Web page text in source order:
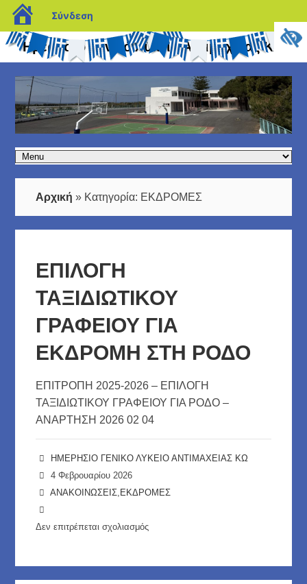
blogs.sch.gr
Σύνδεση
Ημερήσιο Γενικό Λύκειο Αντιμάχειας Κω
Αρχική » Κατηγορία: ΕΚΔΡΟΜΕΣ
ΕΠΙΛΟΓΗ
ΤΑΞΙΔΙΩΤΙΚΟΥ
ΓΡΑΦΕΙΟΥ ΓΙΑ
ΕΚΔΡΟΜΗ ΣΤΗ ΡΟΔΟ
ΕΠΙΤΡΟΠΗ 2025-2026 – ΕΠΙΛΟΓΗ
ΤΑΞΙΔΙΩΤΙΚΟΥ ΓΡΑΦΕΙΟΥ ΓΙΑ ΡΟΔΟ –
ΑΝΑΡΤΗΣΗ 2026 02 04
ΗΜΕΡΗΣΙΟ ΓΕΝΙΚΟ ΛΥΚΕΙΟ ΑΝΤΙΜΑΧΕΙΑΣ ΚΩ
4 Φεβρουαρίου 2026
ΑΝΑΚΟΙΝΩΣΕΙΣ ΕΚΔΡΟΜΕΣ
Δεν επιτρέπεται σχολιασμός